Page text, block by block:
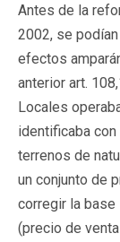
Antes de la
2002, se
efectos
anterior art.
Locales
identificaba
terrenos de
un conjunto de
corregir la
(precio de